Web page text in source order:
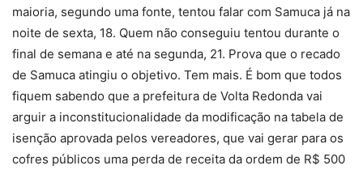
maioria, segundo uma fonte, tentou falar com Samuca já na
noite de sexta, 18. Quem não conseguiu tentou durante o
final de semana e até na segunda, 21. Prova que o recado
de Samuca atingiu o objetivo. Tem mais. É bom que todos
fiquem sabendo que a prefeitura de Volta Redonda vai
arguir a inconstitucionalidade da modificação na tabela de
isenção aprovada pelos vereadores, que vai gerar para os
cofres públicos uma perda de receita da ordem de R$ 500